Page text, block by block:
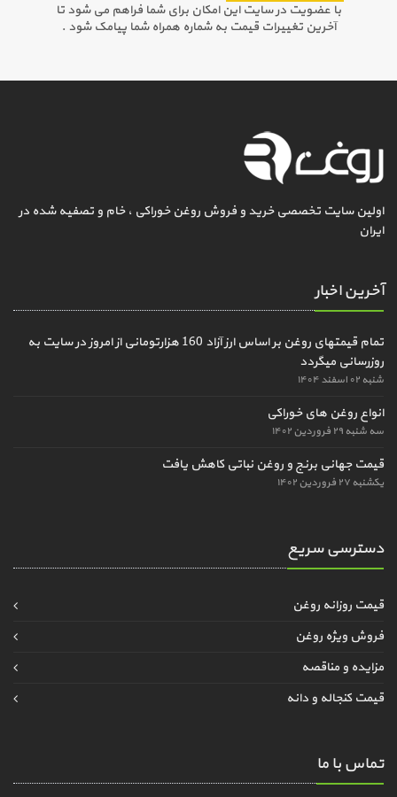
با عضویت در سایت این امکان برای شما فراهم می شود تا
آخرین تغییرات قیمت به شماره همراه شما پیامک شود .
اولین سایت تخصصی خرید و فروش روغن خوراکی ، خام و تصفیه شده در
ایران
آخرین اخبار
تمام قیمتهای روغن بر اساس ارز آزاد 160 هزارتومانی از امروز در سایت به
روزرسانی میگردد
شنبه ۰۲ اسفند ۱۴۰۴
انواع روغن های خوراکی
سه شنبه ۲۹ فروردین ۱۴۰۲
قیمت جهانی برنج و روغن نباتی کاهش یافت
یکشنبه ۲۷ فروردین ۱۴۰۲
دسترسی سریع
قیمت روزانه روغن
فروش ویژه روغن
مزایده و مناقصه
قیمت کنجاله و دانه
تماس با ما